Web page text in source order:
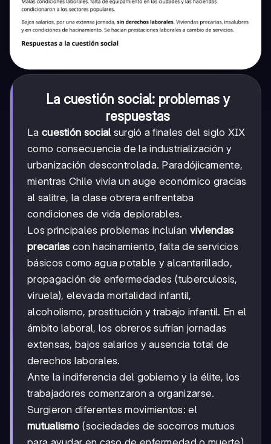
La cuestión social: problemas y
respuestas
La cuestión social surgió a finales del siglo XIX
como consecuencia de la industrialización y
urbanización descontrolada. Paradójicamente,
mientras Chile vivía un auge económico gracias
al salitre, la clase obrera enfrentaba
condiciones de vida deplorables.
Los principales problemas incluían viviendas
precarias con hacinamiento, falta de servicios
básicos como agua potable y alcantarillado,
propagación de enfermedades (tuberculosis,
viruela), elevada mortalidad infantil,
alcoholismo, prostitución y trabajo infantil. En el
ámbito laboral, los obreros sufrían jornadas
extensas, bajos salarios y ausencia total de
derechos laborales.
Ante la indiferencia del gobierno y la élite, los
trabajadores comenzaron a organizarse.
Surgieron diferentes movimientos: el
mutualismo (sociedades de socorros mutuos